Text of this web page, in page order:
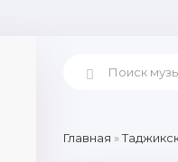
Главная »